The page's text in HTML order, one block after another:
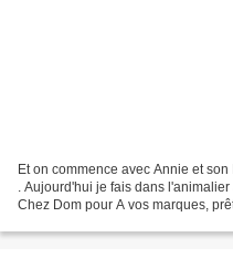
Et on commence avec Annie et
. Aujourd'hui je fais dans
Chez Dom pour A vos marques,